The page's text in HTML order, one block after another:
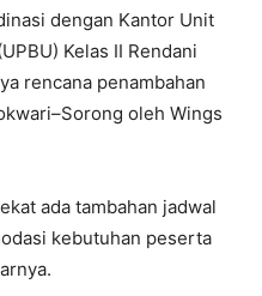
dengan Kantor Unit
Kelas II Rendani
rencana penambahan
oleh Wings
ada tambahan jadwal
kebutuhan peserta